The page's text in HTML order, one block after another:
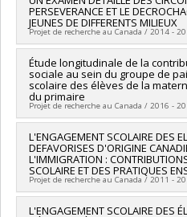
Société et culture (FQRSC)
Grant programs:PVXXXXXX-
concertées
Co-researchers : Linda S. Pagani
Marchand,Isabelle
Funding sources:FRQSC/Fonds
Société et culture (FQRSC)
Grant programs:PVXXXXXX-
concertées
PERSEVERANCE ET LE
JEUNES DE DIFFERENTS MILIEUX
Projet de recherche au Canada / 2014 -
Lead researcher :Véronique
Co-researchers :Michel Janosz,
Dion
Funding sources: FRQSC/Fonds
Société et culture (FQRSC)
Grant programs:PVXXXXXX-
concertées
Étude longitudinale de la
sociale au sein du groupe de
scolaire des élèves de la
du primaire
Projet de recherche au Canada / 2016 -
Lead researcher :Christelle
Co-researchers :Isabelle
Funding sources:CRSH/Conseil
humaines du Canada
Grant programs:
L'ENGAGEMENT SCOLAIRE DES
DEFAVORISES D'ORIGINE
L'IMMIGRATION :
SCOLAIRE ET DES PRATIQUES
Projet de recherche au Canada / 2011 -
Lead researcher :Isabelle
L'ENGAGEMENT SCOLAIRE DES